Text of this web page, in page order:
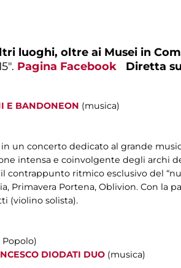
luoghi, oltre ai Musei in
Pagina Facebook Diretta su
E BANDONEON (musica)
un concerto dedicato al grande
intensa e coinvolgente degli archi
contrappunto ritmico esclusivo del
Primavera Portena, Oblivion. Con la
(violino solista).
Popolo)
DIODATI DUO (musica)